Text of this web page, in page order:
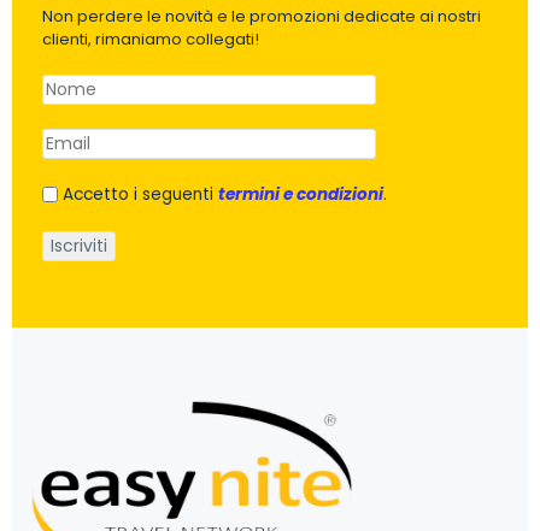
Non perdere le novità e le promozioni dedicate ai nostri
clienti, rimaniamo collegati!
Accetto i seguenti termini e condizioni.